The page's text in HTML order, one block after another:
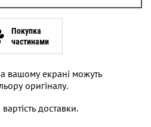
Залишилося3речі
Покупка
частинами
вашому екрані можуть
оригіналу.
доставки.